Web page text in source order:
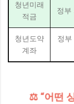
청년미래
적금
정부
청년도약
계좌
정부
⚖️ “어떤